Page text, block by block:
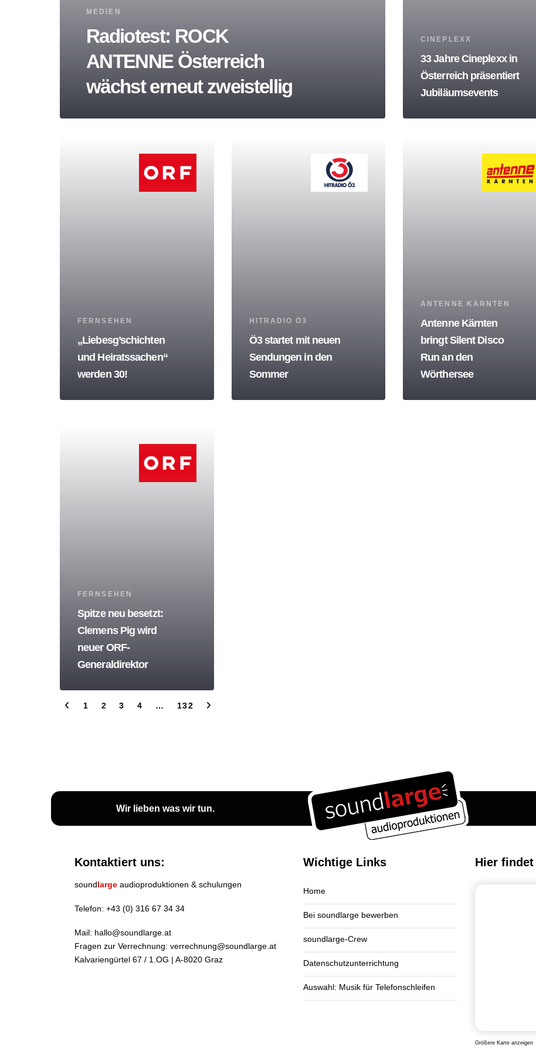
Tags
MEDIEN
Radiotest: ROCK
ANTENNE Österreich
wächst erneut zweistellig
Tags
CINEPLEXX
33 Jahre Cineplexx in
Österreich präsentiert
Jubiläumsevents
Tags
FERNSEHEN
„Liebesg’schichten
und Heiratssachen“
werden 30!
Tags
HITRADIO Ö3
Ö3 startet mit neuen
Sendungen in den
Sommer
Tags
ANTENNE KÄRNTEN
Antenne Kärnten
bringt Silent Disco
Run an den
Wörthersee
Tags
FERNSEHEN
Spitze neu besetzt:
Clemens Pig wird
neuer ORF-
Generaldirektor
1 2 3 4 … 132
Wir lieben was wir tun.
Kontaktiert uns:
soundlarge audioproduktionen & schulungen
Telefon: +43 (0) 316 67 34 34
Mail: hallo@soundlarge.at
Fragen zur Verrechnung: verrechnung@soundlarge.at
Kalvariengürtel 67 / 1.OG | A-8020 Graz
Wichtige Links
Home
Bei soundlarge bewerben
soundlarge-Crew
Datenschutzunterrichtung
Auswahl: Musik für Telefonschleifen
Hier
Größere Karte anzeigen